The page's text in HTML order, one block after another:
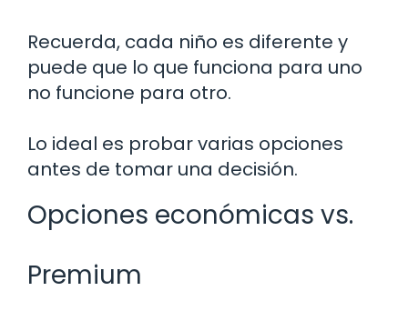
Recuerda, cada niño es diferente y
puede que lo que funciona para uno
no funcione para otro.
Lo ideal es probar varias opciones
antes de tomar una decisión.
Opciones económicas vs.
Premium